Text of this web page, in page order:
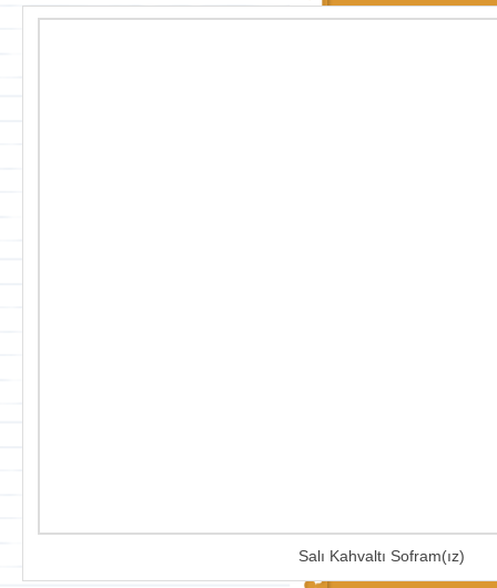
Salı Kahvaltı Sofram(ız)